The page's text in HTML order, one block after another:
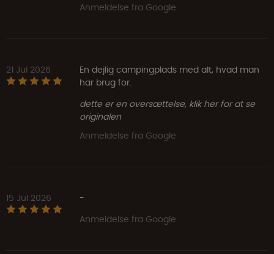
Anmeldelse fra Google
21 Jul 2026
En dejlig campingplads med alt, hvad man
har brug for.
dette er en oversættelse, klik her for at se
originalen
Anmeldelse fra Google
15 Jul 2026
-
Anmeldelse fra Google